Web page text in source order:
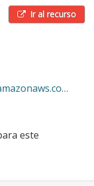
Ir al recurso
service-alerts.xml
este